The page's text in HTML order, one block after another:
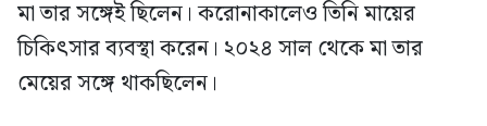
মা তার সঙ্গেই ছিলেন। করোনাকালেও তিনি মায়ের
চিকিৎসার ব্যবস্থা করেন। ২০২৪ সাল থেকে মা তার
মেয়ের সঙ্গে থাকছিলেন।